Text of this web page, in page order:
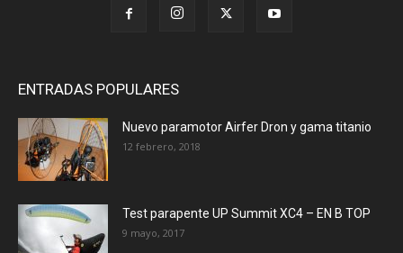
ENTRADAS POPULARES
Nuevo paramotor Airfer Dron y gama titanio
12 febrero, 2018
Test parapente UP Summit XC4 – EN B TOP
9 mayo, 2017